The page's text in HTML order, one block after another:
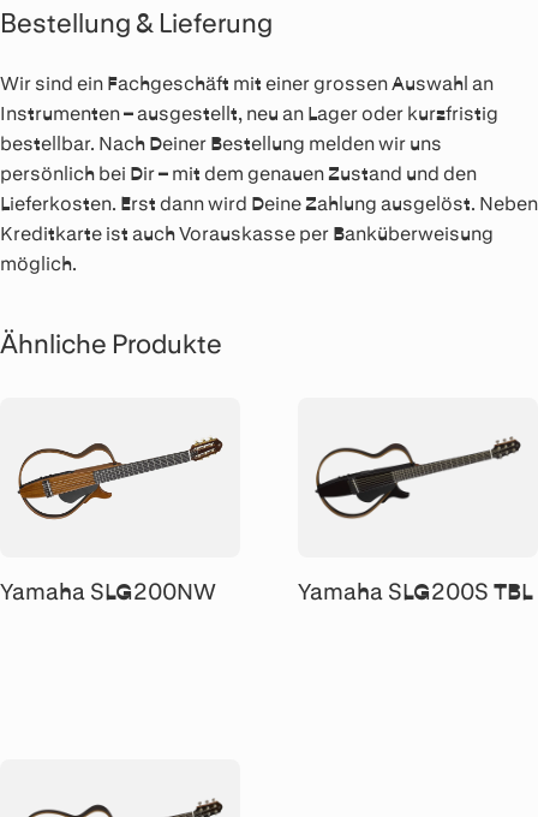
Bestellung & Lieferung
Wir sind ein Fachgeschäft mit einer grossen Auswahl an
Instrumenten – ausgestellt, neu an Lager oder kurzfristig
bestellbar. Nach Deiner Bestellung melden wir uns
persönlich bei Dir – mit dem genauen Zustand und den
Lieferkosten. Erst dann wird Deine Zahlung ausgelöst. Neben
Kreditkarte ist auch Vorauskasse per Banküberweisung
möglich.
Ähnliche Produkte
Yamaha SLG200NW Yamaha SLG200S TBL